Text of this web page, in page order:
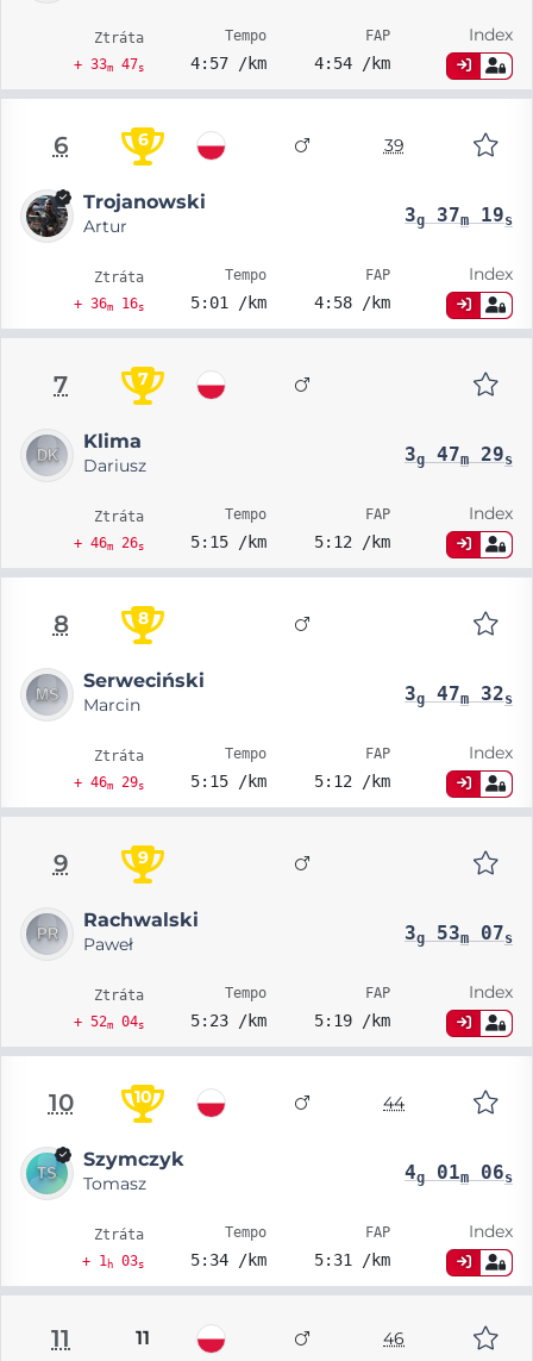
Ztráta
+ 33m47s
Tempo
4:57 /km
FAP
4:54 /km
Index
6 6 39
Trojanowski
Artur 3g37m19s
Ztráta
+ 36m16s
Tempo
5:01 /km
FAP
4:58 /km
Index
7 7
Klima
Dariusz 3g47m29s
Ztráta
+ 46m26s
Tempo
5:15 /km
FAP
5:12 /km
Index
8 8
Serweciński
Marcin 3g47m32s
Ztráta
+ 46m29s
Tempo
5:15 /km
FAP
5:12 /km
Index
9 9
Rachwalski
Paweł 3g53m07s
Ztráta
+ 52m04s
Tempo
5:23 /km
FAP
5:19 /km
Index
10 10 44
Szymczyk
Tomasz 4g01m06s
Ztráta
+ 1h03s
Tempo
5:34 /km
FAP
5:31 /km
Index
11 11 46